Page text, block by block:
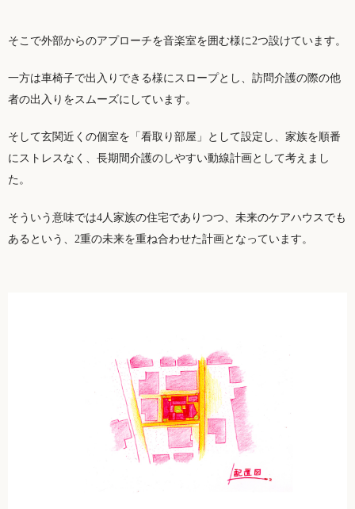
そこで外部からのアプローチを音楽室を囲む様に2つ設けています。
一方は車椅子で出入りできる様にスロープとし、訪問介護の際の他
者の出入りをスムーズにしています。
そして玄関近くの個室を「看取り部屋」として設定し、家族を順番
にストレスなく、長期間介護のしやすい動線計画として考えまし
た。
そういう意味では4人家族の住宅でありつつ、未来のケアハウスでも
あるという、2重の未来を重ね合わせた計画となっています。